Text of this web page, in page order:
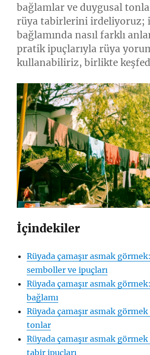
bağlamlar ve duygusal
rüya tabirlerini irdeliyoruz;
bağlamında nasıl farklı
pratik ipuçlarıyla rüya
kullanabiliriz, birlikte
İçindekiler
Rüyada çamaşır asmak
semboller ve ipuçları
Rüyada çamaşır asmak
bağlamı
Rüyada çamaşır asmak
tonlar
Rüyada çamaşır asmak
tabir ipuçları